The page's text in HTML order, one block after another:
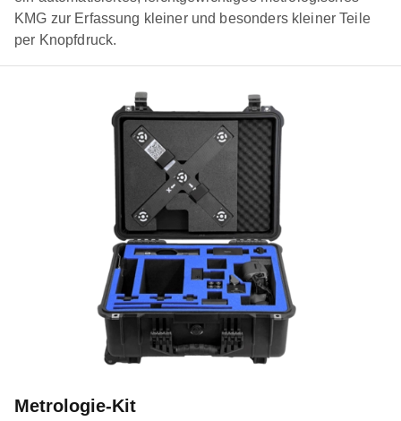
KMG zur Erfassung kleiner und besonders kleiner Teile
per Knopfdruck.
Metrologie-Kit